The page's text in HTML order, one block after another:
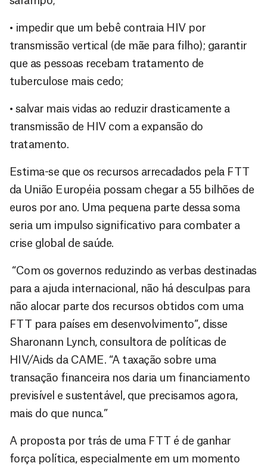
• impedir que um bebê contraia HIV por
transmissão vertical (de mãe para filho); garantir
que as pessoas recebam tratamento de
tuberculose mais cedo;
• salvar mais vidas ao reduzir drasticamente a
transmissão de HIV com a expansão do
tratamento.
Estima-se que os recursos arrecadados pela FTT
da União Européia possam chegar a 55 bilhões de
euros por ano. Uma pequena parte dessa soma
seria um impulso significativo para combater a
crise global de saúde.
“Com os governos reduzindo as verbas destinadas
para a ajuda internacional, não há desculpas para
não alocar parte dos recursos obtidos com uma
FTT para países em desenvolvimento”, disse
Sharonann Lynch, consultora de políticas de
HIV/Aids da CAME. “A taxação sobre uma
transação financeira nos daria um financiamento
previsível e sustentável, que precisamos agora,
mais do que nunca.”
A proposta por trás de uma FTT é de ganhar
força política, especialmente em um momento